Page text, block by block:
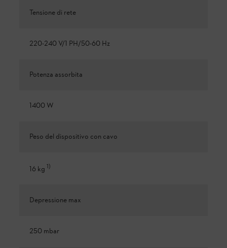
Tensione di rete
220-240 V/1 PH/50-60 Hz
Potenza assorbita
1400 W
Peso del dispositivo con cavo
16 kg 1)
Depressione max
250 mbar